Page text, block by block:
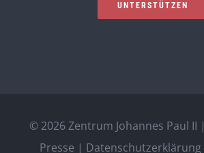
UNTERSTÜTZEN
© 2026 Zentrum Johannes Paul II |
Presse | Datenschutzerklärung